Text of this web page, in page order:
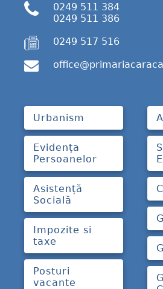
0249 511 384
0249 511 386
0249 517 516
Urbanism
Evidența
Persoanelor
Asistență
Socială
Impozite si
taxe
Posturi
vacante